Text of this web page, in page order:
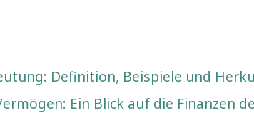
Definition, Beispiele und
Ein Blick auf die Finanzen